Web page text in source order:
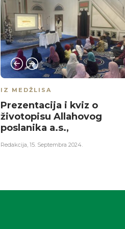
IZ MEDŽLISA
Prezentacija i kviz o
životopisu Allahovog
poslanika a.s.,
Redakcija, 15. Septembra 2024.